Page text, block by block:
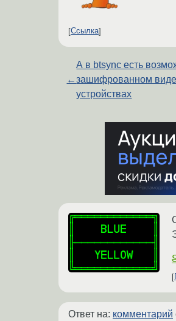
Ссылка
←
А в btsync есть
зашифрованном
устройствах
Ответ на: комментарий